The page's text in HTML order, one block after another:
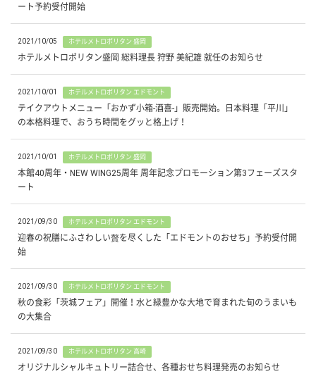
ート予約受付開始
2021/10/05 ホテルメトロポリタン 盛岡
ホテルメトロポリタン盛岡 総料理長 狩野 美紀雄 就任のお知らせ
2021/10/01 ホテルメトロポリタン エドモント
テイクアウトメニュー「おかず小箱-酒喜-」販売開始。日本料理「平川」
の本格料理で、おうち時間をグッと格上げ！
2021/10/01 ホテルメトロポリタン 盛岡
本館40周年・NEW WING25周年 周年記念プロモーション第3フェーズスタ
ート
2021/09/30 ホテルメトロポリタン エドモント
迎春の祝膳にふさわしい贅を尽くした「エドモントのおせち」予約受付開
始
2021/09/30 ホテルメトロポリタン エドモント
秋の食彩「茨城フェア」開催！水と緑豊かな大地で育まれた旬のうまいも
の大集合
2021/09/30 ホテルメトロポリタン 高崎
オリジナルシャルキュトリー詰合せ、各種おせち料理発売のお知らせ